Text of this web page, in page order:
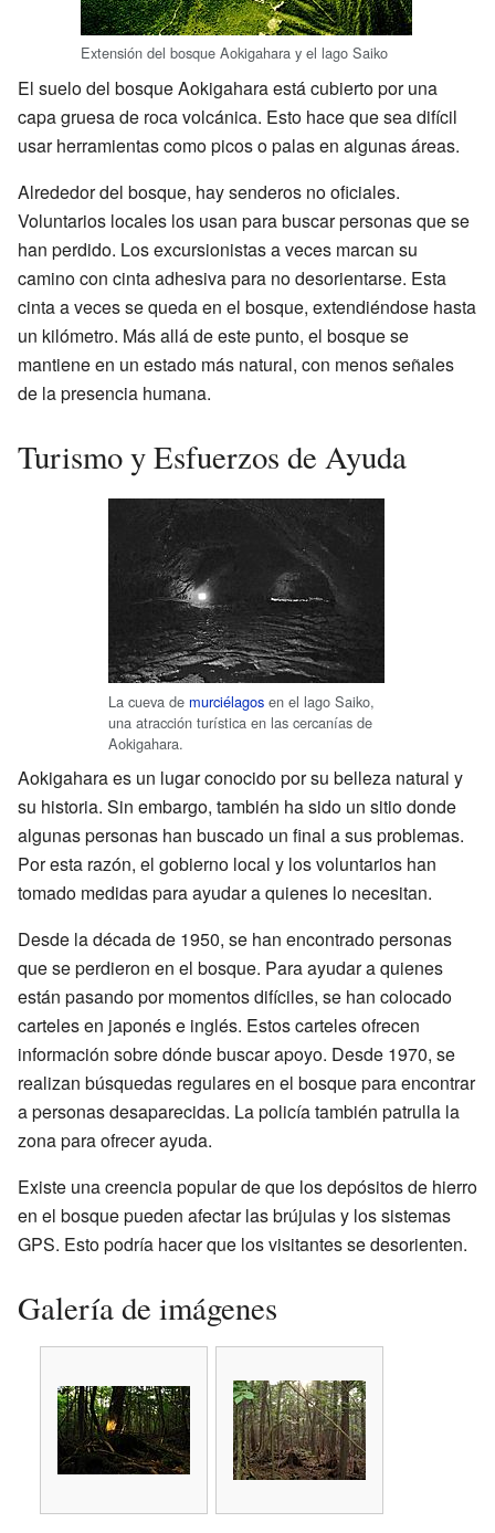
Extensión del bosque Aokigahara y el lago Saiko
El suelo del bosque Aokigahara está cubierto por una
capa gruesa de roca volcánica. Esto hace que sea difícil
usar herramientas como picos o palas en algunas áreas.
Alrededor del bosque, hay senderos no oficiales.
Voluntarios locales los usan para buscar personas que se
han perdido. Los excursionistas a veces marcan su
camino con cinta adhesiva para no desorientarse. Esta
cinta a veces se queda en el bosque, extendiéndose hasta
un kilómetro. Más allá de este punto, el bosque se
mantiene en un estado más natural, con menos señales
de la presencia humana.
Turismo y Esfuerzos de Ayuda
La cueva de murciélagos en el lago Saiko,
una atracción turística en las cercanías de
Aokigahara.
Aokigahara es un lugar conocido por su belleza natural y
su historia. Sin embargo, también ha sido un sitio donde
algunas personas han buscado un final a sus problemas.
Por esta razón, el gobierno local y los voluntarios han
tomado medidas para ayudar a quienes lo necesitan.
Desde la década de 1950, se han encontrado personas
que se perdieron en el bosque. Para ayudar a quienes
están pasando por momentos difíciles, se han colocado
carteles en japonés e inglés. Estos carteles ofrecen
información sobre dónde buscar apoyo. Desde 1970, se
realizan búsquedas regulares en el bosque para encontrar
a personas desaparecidas. La policía también patrulla la
zona para ofrecer ayuda.
Existe una creencia popular de que los depósitos de hierro
en el bosque pueden afectar las brújulas y los sistemas
GPS. Esto podría hacer que los visitantes se desorienten.
Galería de imágenes